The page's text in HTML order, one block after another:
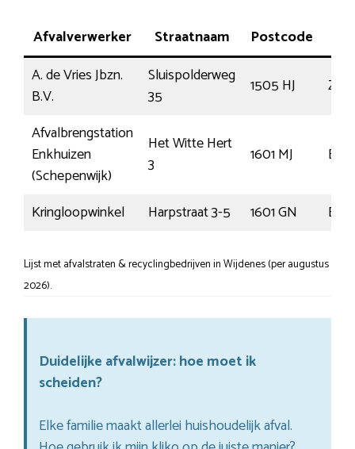
Afvalverwerker Straatnaam Postcode
A. de Vries Jbzn.
B.V.
Sluispolderweg
35
1505 HJ
Afvalbrengstation
Enkhuizen
(Schepenwijk)
Het Witte Hert
3
1601 MJ
Kringloopwinkel Harpstraat 3-5 1601 GN
Lijst met afvalstraten & recyclingbedrijven in Wijdenes (per augustus
2026).
Duidelijke afvalwijzer: hoe moet ik
scheiden?
Elke familie maakt allerlei huishoudelijk afval.